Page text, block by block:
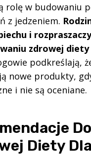
rolę w budowaniu
z jedzeniem.
i
zdrowej diety
podkreślają,
nowe produkty,
i nie są oceniane.
Diety